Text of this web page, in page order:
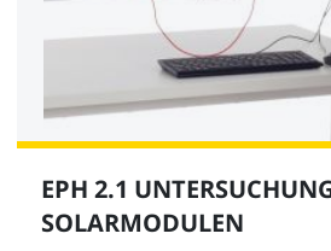
EPH 2.1
SOLARMODULEN